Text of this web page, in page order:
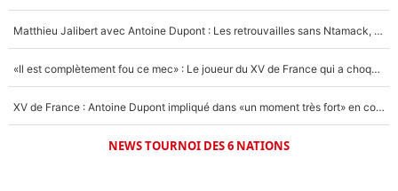
Matthieu Jalibert avec Antoine Dupont : Les retrouvailles sans Ntamack, «il y a eu des discussions»
«Il est complètement fou ce mec» : Le joueur du XV de France qui a choqué Matthieu Jalibert !
XV de France : Antoine Dupont impliqué dans «un moment très fort» en coulisses
NEWS TOURNOI DES 6 NATIONS